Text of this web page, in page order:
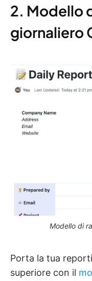
2. Modello
giornaliero
Modello di
Porta la tua
superiore con il